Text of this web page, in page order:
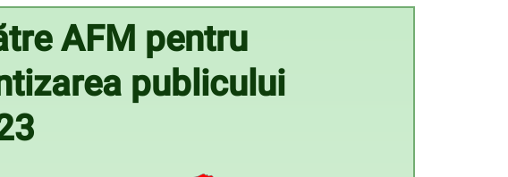
AFM pentru
publicului